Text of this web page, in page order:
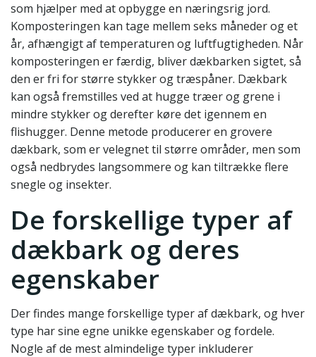
som hjælper med at opbygge en næringsrig jord.
Komposteringen kan tage mellem seks måneder og et
år, afhængigt af temperaturen og luftfugtigheden. Når
komposteringen er færdig, bliver dækbarken sigtet, så
den er fri for større stykker og træspåner. Dækbark
kan også fremstilles ved at hugge træer og grene i
mindre stykker og derefter køre det igennem en
flishugger. Denne metode producerer en grovere
dækbark, som er velegnet til større områder, men som
også nedbrydes langsommere og kan tiltrække flere
snegle og insekter.
De forskellige typer af
dækbark og deres
egenskaber
Der findes mange forskellige typer af dækbark, og hver
type har sine egne unikke egenskaber og fordele.
Nogle af de mest almindelige typer inkluderer